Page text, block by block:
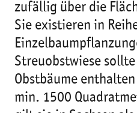
zufällig über die
Sie existieren in
Streuobstwiese
Obstbäume
min. 1500